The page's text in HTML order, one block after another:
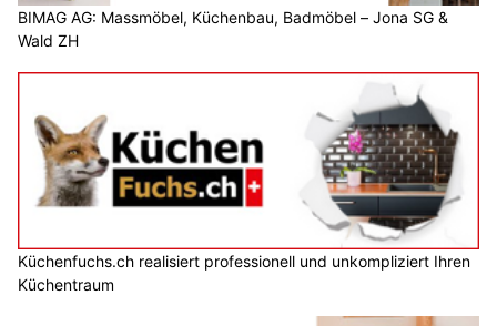
BIMAG AG: Massmöbel, Küchenbau, Badmöbel – Jona SG &
Wald ZH
Küchenfuchs.ch realisiert professionell und unkompliziert Ihren
Küchentraum